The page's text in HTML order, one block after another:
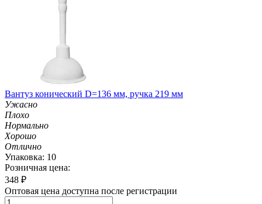
Вантуз конический D=136 мм, ручка 219 мм
Ужасно
Плохо
Нормально
Хорошо
Отлично
Упаковка: 10
Розничная цена:
348 ₽
Оптовая цена доступна после регистрации